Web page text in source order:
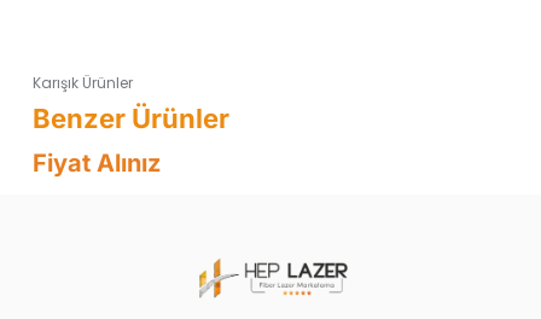
Karışık Ürünler
Fiyat Alınız